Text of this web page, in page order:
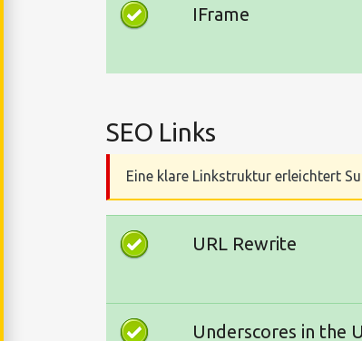
IFrame
SEO Links
Eine klare Linkstruktur erleichtert
URL Rewrite
Underscores in the